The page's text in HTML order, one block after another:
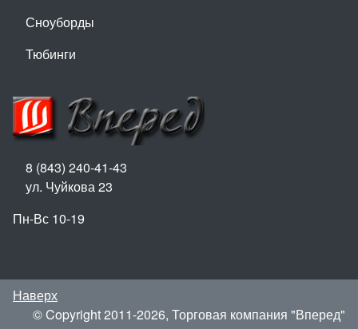
Сноуборды
Тюбинги
8 (843) 240-41-43
ул. Чуйкова 23
Пн-Вс 10-19
Наверх
© Copyright 2011-2026, Торговая компания "Вперед"